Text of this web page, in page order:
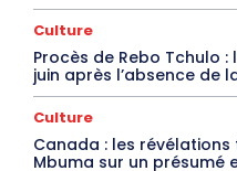
Culture
Procès de Rebo Tchulo
juin après l’absence de
Culture
Canada : les
Mbuma sur un présumé